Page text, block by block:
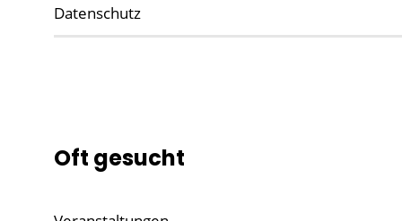
Datenschutz
Oft gesucht